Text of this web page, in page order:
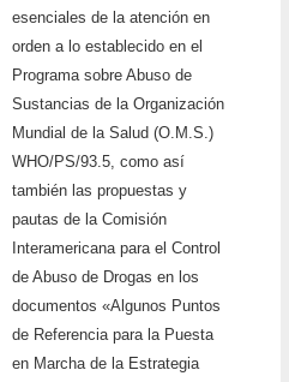
esenciales de la atención en
orden a lo establecido en el
Programa sobre Abuso de
Sustancias de la Organización
Mundial de la Salud (O.M.S.)
WHO/PS/93.5, como así
también las propuestas y
pautas de la Comisión
Interamericana para el Control
de Abuso de Drogas en los
documentos «Algunos Puntos
de Referencia para la Puesta
en Marcha de la Estrategia